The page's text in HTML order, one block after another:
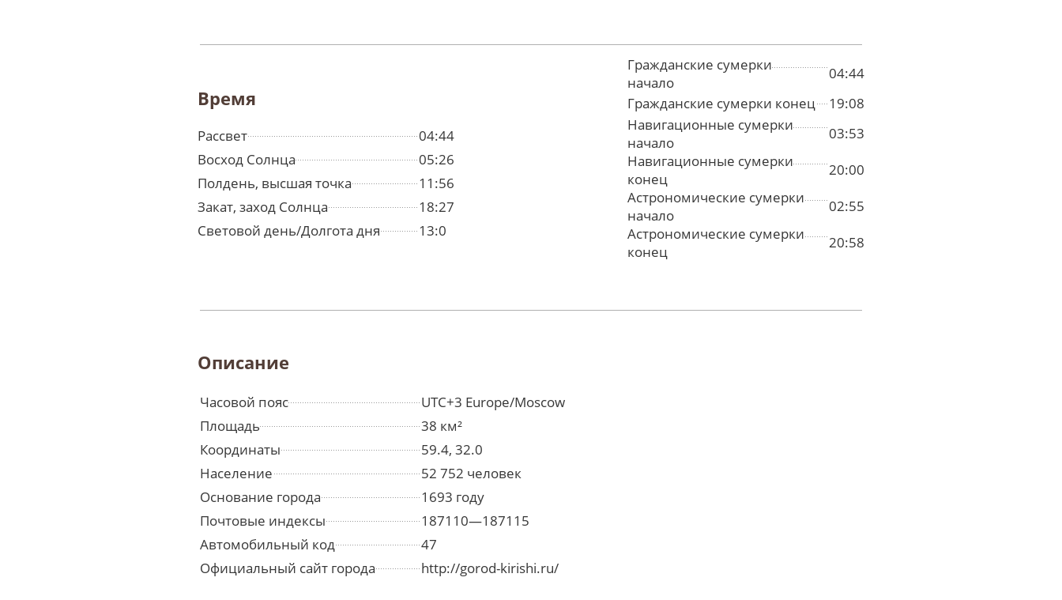
Время
Рассвет
04:44
Восход Солнца
05:26
Полдень, высшая точка
11:56
Закат, заход Солнца
18:27
Световой день/Долгота дня
13:0
Гражданские сумерки
начало
04:44
Гражданские сумерки конец
19:08
Навигационные сумерки
начало
03:53
Навигационные сумерки
конец
20:00
Астрономические сумерки
начало
02:55
Астрономические сумерки
конец
20:58
Описание
Часовой пояс
UTC+3 Europe/Moscow
Площадь
38 км²
Координаты
59.4, 32.0
Население
52 752 человек
Основание города
1693 году
Почтовые индексы
187110—187115
Автомобильный код
47
Официальный сайт города
http://gorod-kirishi.ru/